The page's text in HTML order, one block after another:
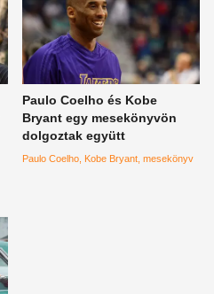
Paulo Coelho és Kobe
Bryant egy mesekönyvön
dolgoztak együtt
Paulo Coelho Kobe Bryant mesekönyv